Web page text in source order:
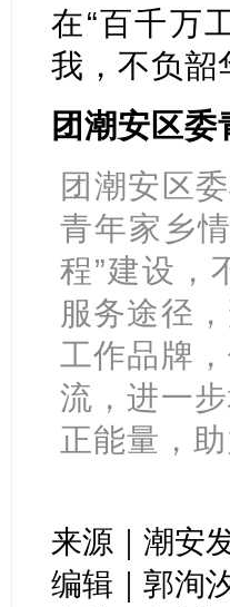
在“百千万
我，不负韶
团潮安区
团潮安区
青年家乡
程”建设，
服务途径
工作品牌
流，进一
正能量，
来源｜潮安
编辑｜郭洵